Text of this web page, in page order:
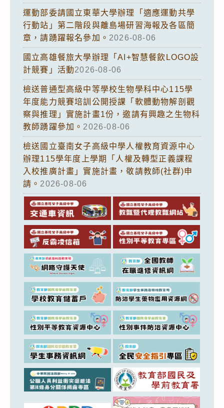
運動部委請國立東華大學辦理「適應運動共學
行動站」第二階段與離島場研習海報及各區簡
章，請踴躍報名參加。 2026-08-06
國立高雄餐旅大學辦理「AI+智慧餐飲LOGO設
計競賽」活動2026-08-06
檢送普通型高級中等學校生物學科中心115學
年度能力競賽培訓公開授課「軟體動物解剖觀
察與推理」實施計畫1份，邀請有興趣之生物科
教師踴躍參加。 2026-08-06
檢送國立臺南女子高級中學人權教育資源中心
辦理115學年度上學期「人權及轉型正義課程
入校推廣計畫」實施計畫，敬請教師(社群)申
請。 2026-08-06